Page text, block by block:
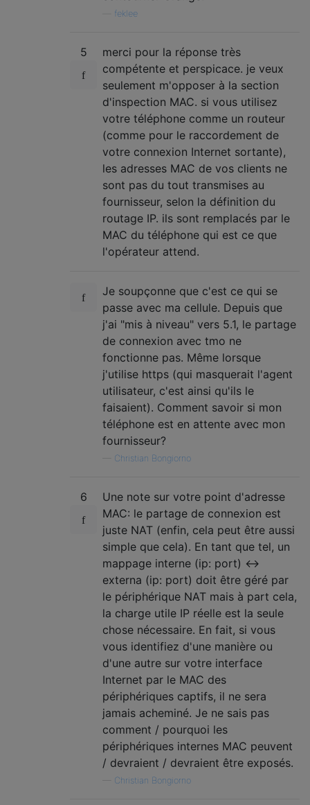
feklee
5
merci pour la réponse très
compétente et perspicace. je veux
seulement m'opposer à la section
d'inspection MAC. si vous utilisez
votre téléphone comme un routeur
(comme pour le raccordement de
votre connexion Internet sortante),
les adresses MAC de vos clients ne
sont pas du tout transmises au
fournisseur, selon la définition du
routage IP. ils sont remplacés par le
MAC du téléphone qui est ce que
l'opérateur attend.
Je soupçonne que c'est ce qui se
passe avec ma cellule. Depuis que
j'ai "mis à niveau" vers 5.1, le partage
de connexion avec tmo ne
fonctionne pas. Même lorsque
j'utilise https (qui masquerait l'agent
utilisateur, c'est ainsi qu'ils le
faisaient). Comment savoir si mon
téléphone est en attente avec mon
fournisseur?
Christian Bongiorno
6
Une note sur votre point d'adresse
MAC: le partage de connexion est
juste NAT (enfin, cela peut être aussi
simple que cela). En tant que tel, un
mappage interne (ip: port) <->
externa (ip: port) doit être géré par
le périphérique NAT mais à part cela,
la charge utile IP réelle est la seule
chose nécessaire. En fait, si vous
vous identifiez d'une manière ou
d'une autre sur votre interface
Internet par le MAC des
périphériques captifs, il ne sera
jamais acheminé. Je ne sais pas
comment / pourquoi les
périphériques internes MAC peuvent
/ devraient / devraient être exposés.
Christian Bongiorno